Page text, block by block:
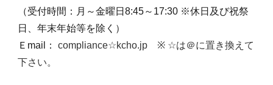
（受付時間：月～金曜日8:45～17:30 ※休日及び祝祭
日、年末年始等を除く）
Ｅmail：compliance☆kcho.jp ※ ☆は＠に置き換えて
下さい。